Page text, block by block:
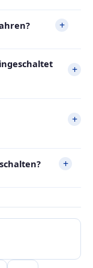
+
+
+
+